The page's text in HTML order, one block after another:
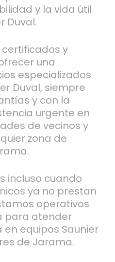
y la vida útil
Duval.
y
una
especializados
Duval, siempre
y con la
urgente en
de vecinos y
zona de
incluso cuando
ya no prestan
operativos
para atender
equipos Saunier
de Jarama.